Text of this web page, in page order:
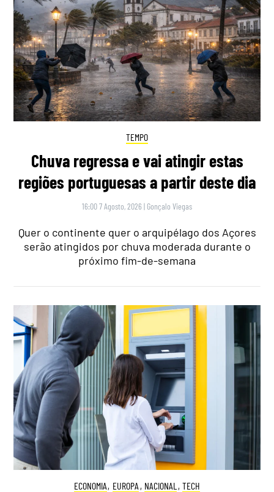
TEMPO
Chuva regressa e vai atingir estas
regiões portuguesas a partir deste dia
16:00 7 Agosto, 2026 | Gonçalo Viegas
Quer o continente quer o arquipélago dos Açores
serão atingidos por chuva moderada durante o
próximo fim-de-semana
ECONOMIA, EUROPA , NACIONAL , TECH